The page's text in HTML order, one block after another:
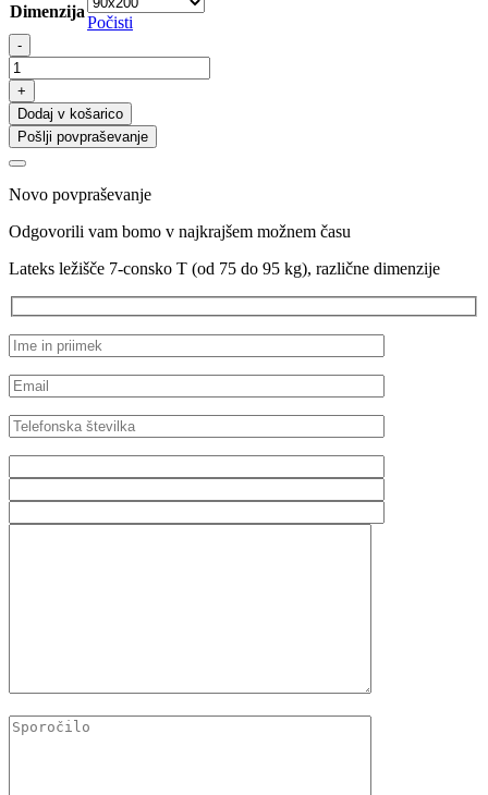
Dimenzija
Počisti
Lateks
ležišče
7-
consko
T
(od
75
95
različne
dimenzije
količina
-
+
Dodaj v košarico
Pošlji povpraševanje
Novo povpraševanje
Odgovorili vam bomo v najkrajšem možnem času
Lateks ležišče 7-consko T (od 75 do 95 kg), različne dimenzije